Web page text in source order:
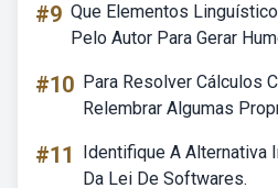
#9 Que Elementos
Pelo Autor Para Gerar
#10 Para Resolver Cálculos
Relembrar Algumas
#11
Identifique A Alternativa
Da Lei De Softwares.